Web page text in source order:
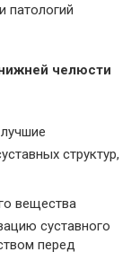
патологий
челюсти
структур,
вещества
суставного
перед